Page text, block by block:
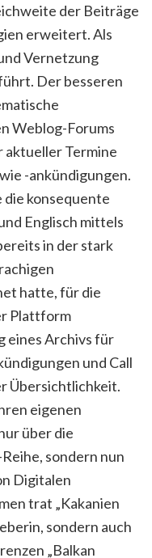
der Beiträge
erweitert. Als
Vernetzung
Der besseren
Weblog-Forums
aktueller Termine
-ankündigungen.
konsequente
Englisch mittels
in der stark
hatte, für die
Plattform
eines Archivs für
und Call
Übersichtlichkeit.
eigenen
über die
sondern nun
Digitalen
trat „Kakanien
sondern auch
„Balkan